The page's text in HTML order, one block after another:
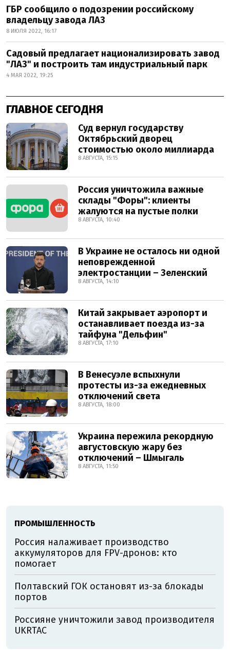
ГБР сообщило о подозрении российскому
владельцу завода ЛАЗ
8 ИЮЛЯ 2022, 16:17
Садовый предлагает национализировать завод
"ЛАЗ" и построить там индустриальный парк
4 МАЯ 2022, 19:25
ГЛАВНОЕ СЕГОДНЯ
Суд вернул государству
Октябрьский дворец
стоимостью около миллиарда
8 АВГУСТА, 15:15
Россия уничтожила важные
склады "Форы": клиенты
жалуются на пустые полки
8 АВГУСТА, 10:40
В Украине не осталось ни одной
неповрежденной
электростанции – Зеленский
8 АВГУСТА, 14:10
Китай закрывает аэропорт и
останавливает поезда из-за
тайфуна "Дельфин"
8 АВГУСТА, 17:10
В Венесуэле вспыхнули
протесты из-за ежедневных
отключений света
8 АВГУСТА, 18:00
Украина пережила рекордную
августовскую жару без
отключений – Шмыгаль
8 АВГУСТА, 11:50
ПРОМЫШЛЕННОСТЬ
Россия налаживает производство
аккумуляторов для FPV-дронов: кто
помогает
Полтавский ГОК остановят из-за блокады
портов
Россияне уничтожили завод производителя
UKRTAC